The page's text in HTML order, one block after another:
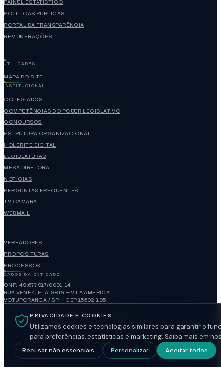
PAINEL ESTATÍSTICO
POLÍTICAS PÚBLICAS
PORTAL DA TRANSPARÊNCIA
REMUNERAÇÕES
UTILIDADES
MAPA DO SITE
INSTITUCIONAL
COLEGIADOS
COMPETÊNCIAS DO PODER LEGISLATIVO
CONCURSOS
ESTRUTURA ORGANIZACIONAL
HOLERITE DIGITAL
LEGISLATURAS
MESA DIRETORA
NOTÍCIAS
PERGUNTAS FREQUENTES
TV CÂMARA
WEBMAIL
VEREADORES
PROPOSITURAS
PROCESSOS
DADOS DA ENTIDADE
CNPJ 49.677.917/0001-14
RUA VENEZUELA, 3819 — VILA AMÉRICA
VOTUPORANGA / SP — CEP 15502-105
administracao@camaravotuporanga.sp.gov.br
www.camaravotuporanga.sp.gov.br
HORÁRIO DE FUNCIONAMENTO
PRIVACIDADE E COOKIES
Utilizamos cookies e tecnologias similares para garantir o
para preferências, estatísticas e marketing. Saiba mais em
Recusar não essenciais
Personalizar Aceitar todos